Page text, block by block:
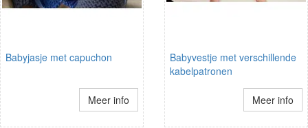
Babyjasje met capuchon
Meer info
Babyvestje met verschillende
kabelpatronen
Meer info